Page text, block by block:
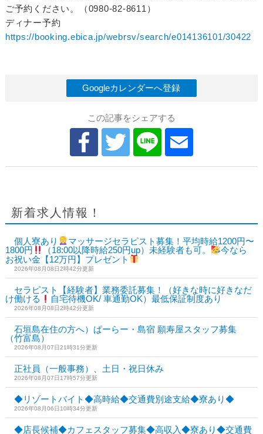
ご予約ください。（0980-82-8611）
ディナー予約
https://booking.ebica.jp/webrsv/search/e014136101/30422
Googleカレンダーへ登録
この記事をシェアする
新着求人情報！
個人寮あり
マッサージセラピスト募集！平均時給1200円〜
1800円
（18:00以降時給250円up）未経験者も可。
今なら
お祝い金【12万円】プレゼント
2026年08月08日2時42分更新
セラピスト【経験者】業務委託募集！（好きな時に好きなだ
け働ける
自宅待機OK/ 車通勤OK）最低保証制度あり
2026年08月08日2時42分更新
石垣島在住の方へ）ぱーらー・島宿 願寿屋スタッフ募集
（竹富島）
2026年08月07日21時31分更新
正社員（一般事務）、土日・祝日休み
2026年08月07日17時57分更新
◆リゾートバイト◆高時給◆交通費別途支給◆寮あり◆
2026年08月06日10時34分更新
◆店長候補◆カフェスタッフ募集◆高収入◆寮あり◆交通費